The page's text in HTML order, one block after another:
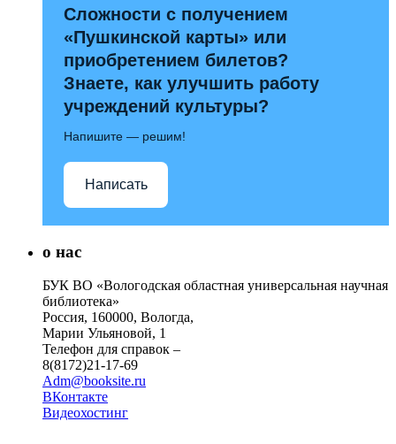
Сложности с получением
«Пушкинской карты» или
приобретением билетов?
Знаете, как улучшить работу
учреждений культуры?
Напишите — решим!
Написать
о нас
БУК ВО «Вологодская областная универсальная научная
библиотека»
Россия, 160000, Вологда,
Марии Ульяновой, 1
Телефон для справок –
8(8172)21-17-69
Adm@booksite.ru
ВКонтакте
Видеохостинг